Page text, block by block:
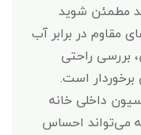
مطمئن شوید
مقاوم در برابر آب
بررسی راحتی
برخوردار است.
داخلی خانه
می‌تواند احساس